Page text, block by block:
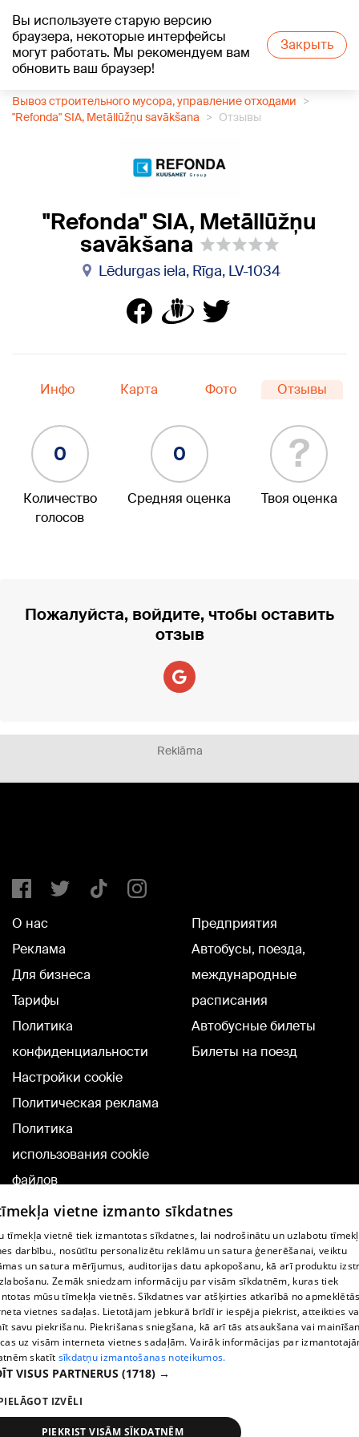
Вы используете старую версию
браузера, некоторые интерфейсы
могут работать. Мы рекомендуем вам
обновить ваш браузер!
Закрыть
+26°C
Вывоз строительного мусора, управление отходами
"Refonda" SIA, Metāllūžņu savākšana
Отзывы
"Refonda" SIA, Metāllūžņu
savākšana
Lēdurgas iela, Rīga, LV-1034
Инфо Карта Фото Отзывы
0
Количество
голосов
0
Средняя оценка
?
Твоя оценка
Пожалуйста, войдите, чтобы оставить
отзыв
Reklāma
О нас
Реклама
Для бизнеса
Тарифы
Политика
конфиденциальности
Настройки cookie
Политическая реклама
Политика
использования cookie
файлов
Добавление
комментариев
Предприятия
Автобусы, поезда,
международные
расписания
Автобусные билеты
Билеты на поезд
TВ-программа
Условия договора
360 Ziņu kontakti
Helio Media
Служба помощи портала: э-почта -
All rights reserved.
vietne izmanto sīkdatnes
tīmekļa vietnē tiek izmantotas sīkdatnes, lai nodrošinātu un uzlabotu
darbību., nosūtītu personalizētu reklāmu un satura ģenerēšanai, veiktu
un satura mērījumus, auditorijas datu apkopošanu, kā arī produktu
Zemāk sniedzam informāciju par visām sīkdatnēm, kuras tiek
mūsu tīmekļa vietnēs. Sīkdatnes var atšķirties atkarībā no
vietnes sadaļas. Lietotājam jebkurā brīdī ir iespēja piekrist, atteikties
savu piekrišanu. Piekrišanas sniegšana, kā arī tās atsaukšana vai
uz visām interneta vietnes sadaļām. Vairāk informācijas par
skatīt sīkdatņu izmantošanas noteikumos.
VISUS PARTNERUS (1718) →
IZVĒLI
PIEKRIST VISĀM SĪKDATNĒM